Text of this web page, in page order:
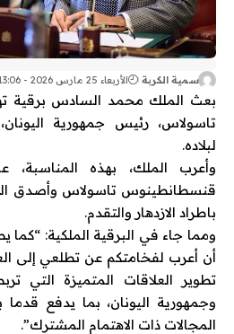
سمية الكربة الأربعاء 25 مارس 2026 - 13:06
بعث الملك محمد السادس برقية
تاسولاس، رئيس جمهورية
لبلاده.
وأعرب الملك، بهذه المناسبة،
قنسطانطينوس تاسولاس وأصدق
باطراد الازدهار والتقدم.
ومما جاء في البرقية الملكية:
أن أعرب لفخامتكم عن تطلعي إلى
تطوير العلاقات المتميزة التي
وجمهورية اليونان، بما يدفع قدما
المجالات ذات الاهتمام المشترك”.